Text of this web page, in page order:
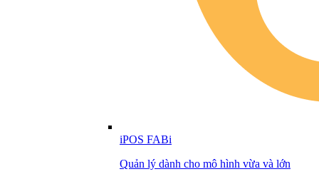
iPOS FABi
Quản lý dành cho mô hình vừa và lớn